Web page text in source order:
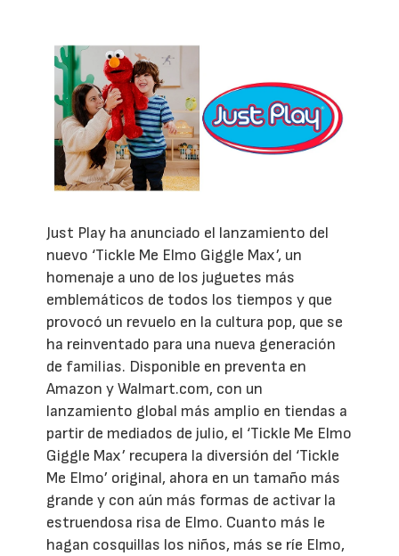
Just Play ha anunciado el lanzamiento del
nuevo ‘Tickle Me Elmo Giggle Max’, un
homenaje a uno de los juguetes más
emblemáticos de todos los tiempos y que
provocó un revuelo en la cultura pop, que se
ha reinventado para una nueva generación
de familias. Disponible en preventa en
Amazon y Walmart.com, con un
lanzamiento global más amplio en tiendas a
partir de mediados de julio, el ‘Tickle Me Elmo
Giggle Max’ recupera la diversión del ‘Tickle
Me Elmo’ original, ahora en un tamaño más
grande y con aún más formas de activar la
estruendosa risa de Elmo. Cuanto más le
hagan cosquillas los niños, más se ríe Elmo,